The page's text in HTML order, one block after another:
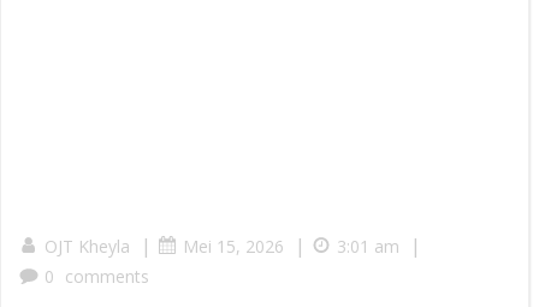
OJT Kheyla | Mei 15, 2026 | 3:01 am |
0 comments